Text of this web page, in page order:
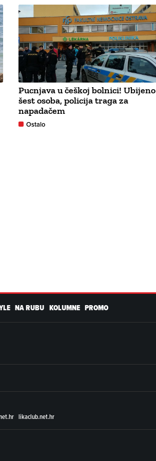
Pucnjava u češkoj bolnici! Ubijeno
šest osoba, policija traga za
napadačem
Ostalo
NA RUBU KOLUMNE PROMO
likaclub.net.hr